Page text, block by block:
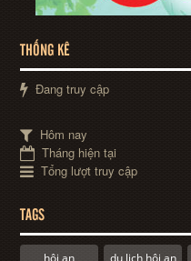
THỐNG KÊ
Đang truy cập
Hôm nay
Tháng hiện tại
Tổng lượt truy cập
TAGS
hội an du lịch hội an